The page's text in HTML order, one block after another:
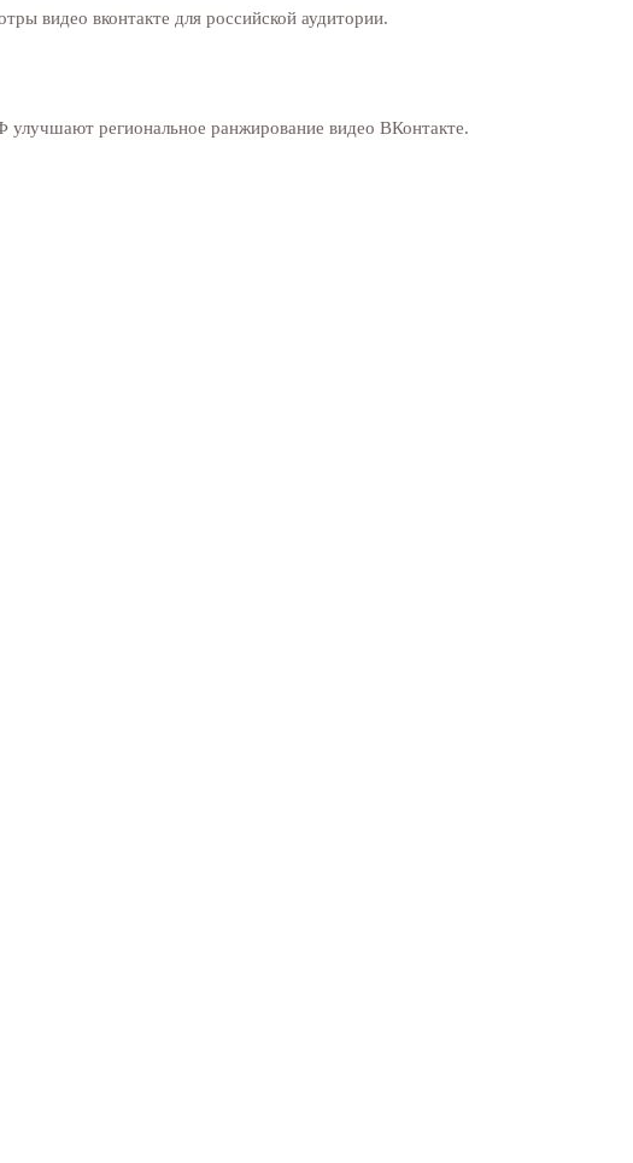
видео вконтакте для российской аудитории.
региональное ранжирование видео ВКонтакте.